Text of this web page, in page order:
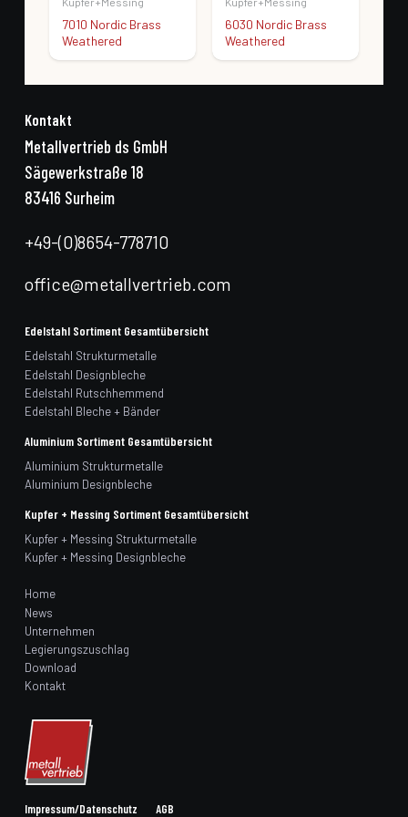
7010 Nordic Brass
Weathered
6030 Nordic Brass
Weathered
Kontakt
Metallvertrieb ds GmbH
Sägewerkstraße 18
83416 Surheim
+49-(0)8654-778710
office@metallvertrieb.com
Edelstahl Sortiment Gesamtübersicht
Edelstahl Strukturmetalle
Edelstahl Designbleche
Edelstahl Rutschhemmend
Edelstahl Bleche + Bänder
Aluminium Sortiment Gesamtübersicht
Aluminium Strukturmetalle
Aluminium Designbleche
Kupfer + Messing Sortiment Gesamtübersicht
Kupfer + Messing Strukturmetalle
Kupfer + Messing Designbleche
Home
News
Unternehmen
Legierungszuschlag
Download
Kontakt
Impressum/Datenschutz AGB